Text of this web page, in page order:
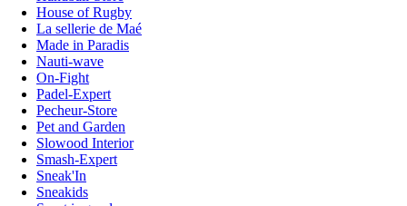
House of Rugby
La sellerie de Maé
Made in Paradis
Nauti-wave
On-Fight
Padel-Expert
Pecheur-Store
Pet and Garden
Slowood Interior
Smash-Expert
Sneak'In
Sneakids